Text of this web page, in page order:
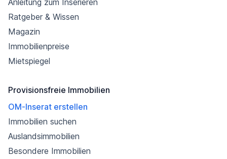
Anleitung zum Inserieren
Ratgeber & Wissen
Magazin
Immobilienpreise
Mietspiegel
Provisionsfreie Immobilien
OM-Inserat erstellen
Immobilien suchen
Auslandsimmobilien
Besondere Immobilien